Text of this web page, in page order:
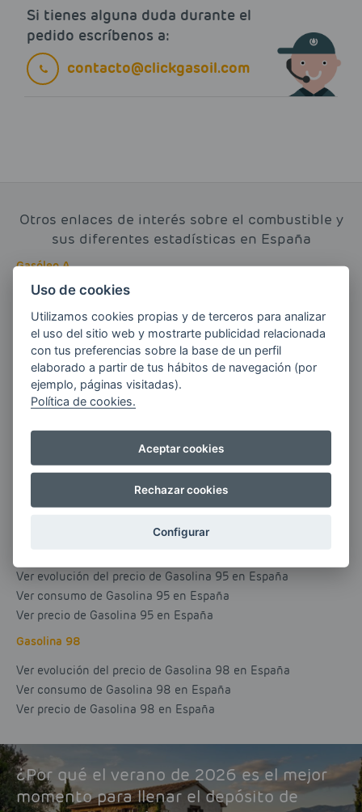
Si tienes alguna duda durante el
pedido escríbenos a:
contacto@clickgasoil.com
Otros enlaces de interés sobre el combustible y
sus diferentes estadísticas en España
Gasóleo A
Ver evolución del precio de Gasóleo A en España
Ver consumo de Gasóleo A en España
Ver precio de Gasóleo A en España
Gasoil Calefacción
Ver evolución del precio de Gasoil Calefacción en España
Ver consumo de Gasoil Calefacción en España
Ver precio de Gasoil Calefacción en España
Ver evolución del precio de Biodiesel en España
Ver consumo de Biodiesel en España
Ver evolución del precio de Gasolina 95 en España
Ver consumo de Gasolina 95 en España
Ver precio de Gasolina 95 en España
Gasolina 98
Ver evolución del precio de Gasolina 98 en España
Ver consumo de Gasolina 98 en España
Ver precio de Gasolina 98 en España
¿Por qué el verano de 2026 es el mejor
momento para llenar el depósito de
Uso de cookies
Utilizamos cookies propias y de terceros para analizar
el uso del sitio web y mostrarte publicidad relacionada
con tus preferencias sobre la base de un perfil
elaborado a partir de tus hábitos de navegación (por
ejemplo, páginas visitadas).
Política de cookies.
Aceptar cookies
Rechazar cookies
Configurar